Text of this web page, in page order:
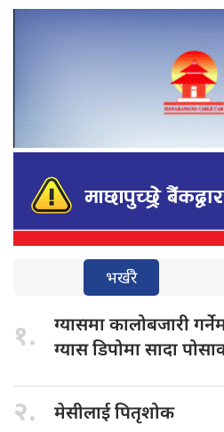
भर्खरै
१. ग्यासमा कालोबजारी
ग्यास डिपोमा सादा
२. मेसीलाई पितृशोक